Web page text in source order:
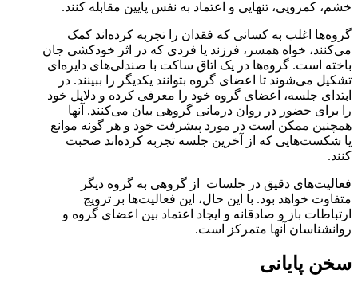
خشم، کمرویی، تنهایی و اعتماد به نفس پایین مقابله کنند.
گروه‌ها اغلب به کسانی که فقدان را تجربه کرده‌اند کمک
می‌کنند، خواه همسر، فرزند یا فردی که در اثر خودکشی جان
باخته است. گروه‌ها در یک اتاق ساکت با صندلی‌های دایره‌ای
تشکیل می‌شوند تا اعضای گروه بتوانند یکدیگر را ببینند. در
ابتدای جلسه، اعضای گروه خود را معرفی کرده و دلایل خود
را برای حضور در روان درمانی گروهی بیان می‌کنند. آنها
همچنین ممکن است در مورد پیشرفت خود و هر گونه موانع
یا شکست‌هایی که از آخرین جلسه تجربه کرده‌اند صحبت
کنند.
فعالیت‌های دقیق در جلسات از گروهی به گروه دیگر
متفاوت خواهد بود. با این حال، این فعالیت‌ها بر ترویج
ارتباطات باز و صادقانه و ایجاد اعتماد بین اعضای گروه و
روانشناسان آنها متمرکز است.
سخن پایانی